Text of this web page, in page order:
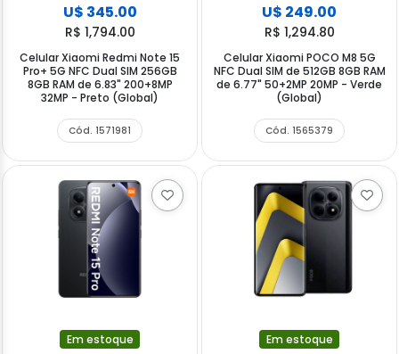
U$ 345.00
R$ 1,794.00
Celular Xiaomi Redmi Note 15
Pro+ 5G NFC Dual SIM 256GB
8GB RAM de 6.83" 200+8MP
32MP - Preto (Global)
Cód. 1571981
U$ 249.00
R$ 1,294.80
Celular Xiaomi POCO M8 5G
NFC Dual SIM de 512GB 8GB RAM
de 6.77" 50+2MP 20MP - Verde
(Global)
Cód. 1565379
Em estoque Em estoque